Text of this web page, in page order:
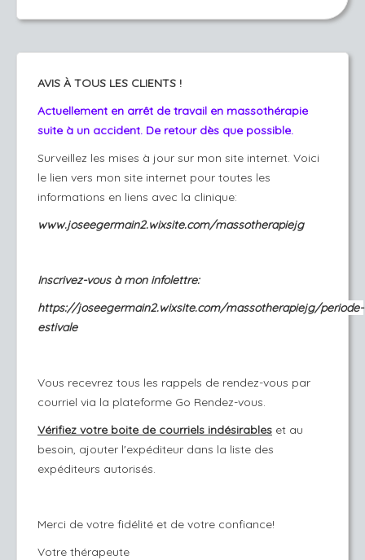
AVIS À TOUS LES CLIENTS !
Actuellement en arrêt de travail en massothérapie
suite à un accident. De retour dès que possible.
Surveillez les mises à jour sur mon site internet. Voici
le lien vers mon site internet pour toutes les
informations en liens avec la clinique:
www.joseegermain2.wixsite.com/massotherapiejg
Inscrivez-vous à mon infolettre:
https://joseegermain2.wixsite.com/massotherapiejg/periode-
estivale
Vous recevrez tous les rappels de rendez-vous par
courriel via la plateforme Go Rendez-vous.
Vérifiez votre boite de courriels indésirables et au
besoin, ajouter l'expéditeur dans la liste des
expéditeurs autorisés.
Merci de votre fidélité et de votre confiance!
Votre thérapeute